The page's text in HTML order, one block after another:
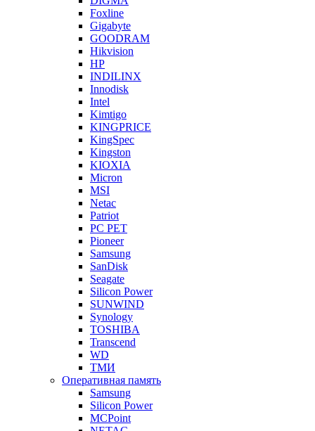
Foxline
Gigabyte
GOODRAM
Hikvision
HP
INDILINX
Innodisk
Intel
Kimtigo
KINGPRICE
KingSpec
Kingston
KIOXIA
Micron
MSI
Netac
Patriot
PC PET
Pioneer
Samsung
SanDisk
Seagate
Silicon Power
SUNWIND
Synology
TOSHIBA
Transcend
WD
ТМИ
Оперативная память
Samsung
Silicon Power
MCPoint